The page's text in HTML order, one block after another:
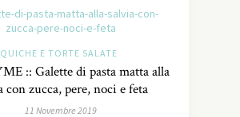
QUICHE E TORTE SALATE
:: Galette di pasta matta alla
con zucca, pere, noci e feta
11 Novembre 2019